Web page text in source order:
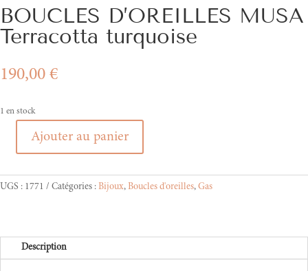
BOUCLES D’OREILLES MUSA
Terracotta turquoise
190,00 €
1 en stock
BOUCLES
D'OREILLES
turquoise
Ajouter au panier
UGS : 1771 Catégories : Bijoux, Boucles d'oreilles, Gas
Description